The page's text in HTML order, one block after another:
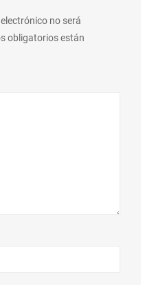
no será
obligatorios están